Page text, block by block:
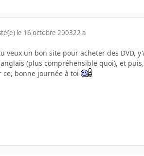
le 16 octobre 200322 a
veux un bon site pour acheter des DVD,
anglais (plus compréhensible quoi), et
ce, bonne journée à toi